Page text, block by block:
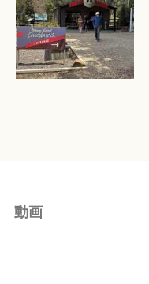
動画